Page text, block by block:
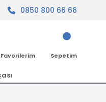
0850 800 66 66
Favorilerim Sepetim